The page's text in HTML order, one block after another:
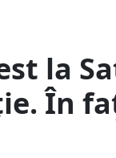
la
În